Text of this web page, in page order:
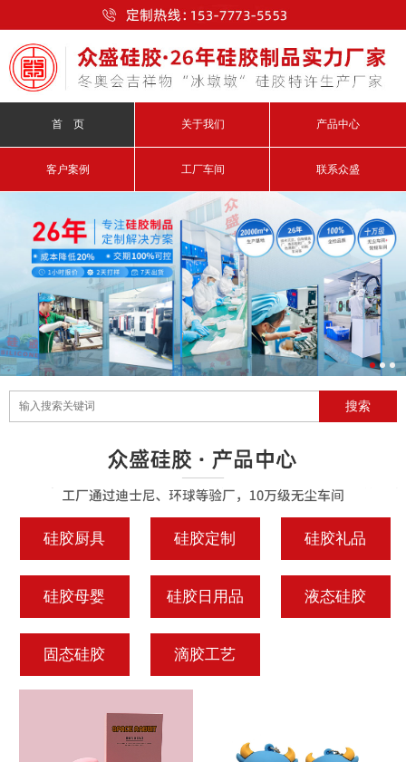
首 页 关于我们 产品中心
客户案例 工厂车间 联系众盛
硅胶厨具 硅胶定制 硅胶礼品
硅胶母婴 硅胶日用品 液态硅胶
固态硅胶 滴胶工艺